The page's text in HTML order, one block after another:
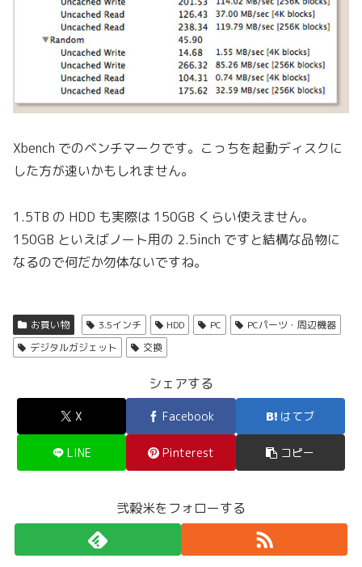
Xbench でのベンチマークです。こっちを起動ディスクに
した方が速いかもしれません。
1.5TB の HDD も実際は 150GB くらい使えません。
150GB といえばノート用の 2.5inch ですと結構な品物に
なるので何だか勿体ないですね。
お買い物 3.5インチ HDD PC
PCパーツ・周辺機器
デジタルガジェット
交換
シェアする
X Facebook はてブ
LINE Pinterest コピー
弐穀米をフォローする